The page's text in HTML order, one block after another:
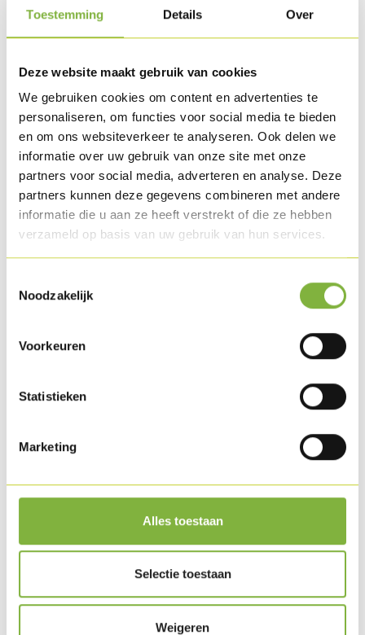
Toestemming Details Over
Deze website maakt gebruik van cookies
We gebruiken cookies om content en advertenties te
personaliseren, om functies voor social media te bieden
en om ons websiteverkeer te analyseren. Ook delen we
informatie over uw gebruik van onze site met onze
partners voor social media, adverteren en analyse. Deze
partners kunnen deze gegevens combineren met andere
informatie die u aan ze heeft verstrekt of die ze hebben
verzameld op basis van uw gebruik van hun services.
Noodzakelijk
Voorkeuren
Statistieken
Marketing
Alles toestaan
Selectie toestaan
Weigeren
Mousse de poulet avec salade croquante
Plat froid de charcuterie avec salade et pommes